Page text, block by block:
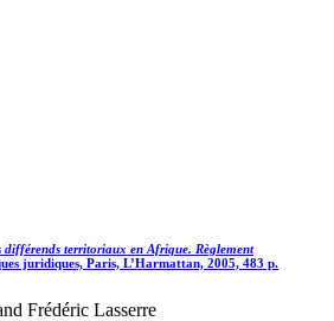
différends territoriaux en Afrique. Règlement
juridiques, Paris, L’Harmattan, 2005, 483 p.
Frédéric Lasserre